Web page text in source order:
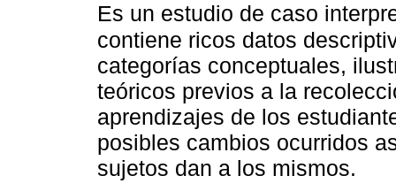
Es un estudio de caso
contiene ricos datos
categorías conceptuales,
teóricos previos a la
aprendizajes de los
posibles cambios ocurridos
sujetos dan a los mismos.